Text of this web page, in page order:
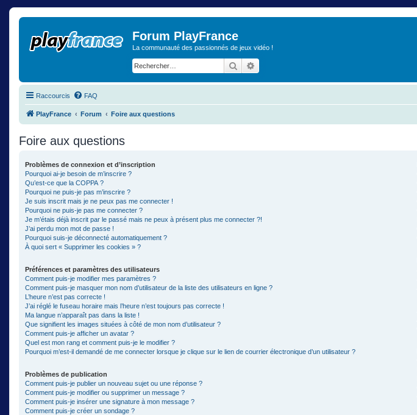
Forum PlayFrance
La communauté des passionnés de jeux vidéo !
Rechercher
Raccourcis FAQ
PlayFrance Forum Foire aux questions
Foire aux questions
Problèmes de connexion et d’inscription
Pourquoi ai-je besoin de m’inscrire ?
Qu’est-ce que la COPPA ?
Pourquoi ne puis-je pas m’inscrire ?
Je suis inscrit mais je ne peux pas me connecter !
Pourquoi ne puis-je pas me connecter ?
Je m’étais déjà inscrit par le passé mais ne peux à présent plus me connecter ?!
J’ai perdu mon mot de passe !
Pourquoi suis-je déconnecté automatiquement ?
À quoi sert « Supprimer les cookies » ?
Préférences et paramètres des utilisateurs
Comment puis-je modifier mes paramètres ?
Comment puis-je masquer mon nom d’utilisateur de la liste des utilisateurs en ligne ?
L’heure n’est pas correcte !
J’ai réglé le fuseau horaire mais l’heure n’est toujours pas correcte !
Ma langue n’apparaît pas dans la liste !
Que signifient les images situées à côté de mon nom d’utilisateur ?
Comment puis-je afficher un avatar ?
Quel est mon rang et comment puis-je le modifier ?
Pourquoi m’est-il demandé de me connecter lorsque je clique sur le lien de courrier électronique d’un utilisateur ?
Problèmes de publication
Comment puis-je publier un nouveau sujet ou une réponse ?
Comment puis-je modifier ou supprimer un message ?
Comment puis-je insérer une signature à mon message ?
Comment puis-je créer un sondage ?